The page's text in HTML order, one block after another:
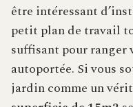
être intéressant
petit plan de travail
suffisant pour ranger
autoportée. Si vous
jardin comme un